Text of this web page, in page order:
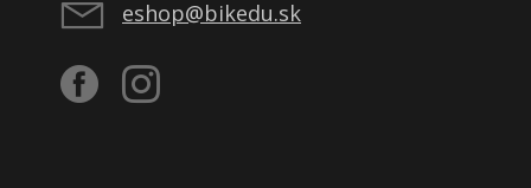
eshop@bikedu.sk